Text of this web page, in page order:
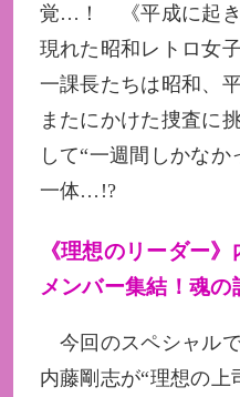
覚…！ 《平成に起き
現れた昭和レトロ女
一課長たちは昭和、
またにかけた捜査に
して“一週間しかなか
一体…!?
《理想のリーダー
メンバー集結！魂の
今回のスペシャル
内藤剛志が“理想の上